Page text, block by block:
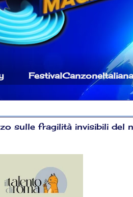
FestivalCanzoneItaliana
sulle fragilità invisibili del